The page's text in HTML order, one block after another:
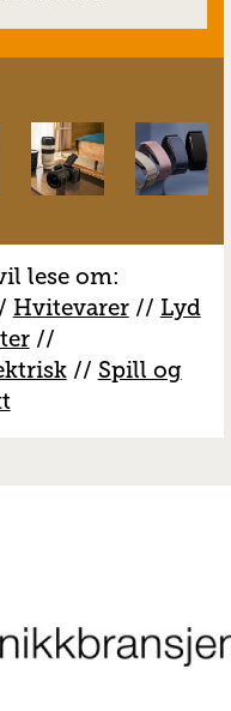
lese om:
Hvitevarer// Lyd
//
// Spill og